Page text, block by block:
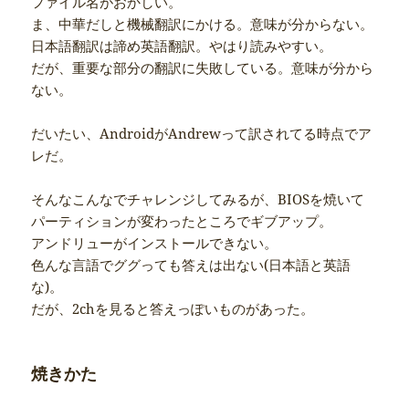
ま、中華だしと機械翻訳にかける。意味が分からない。
日本語翻訳は諦め英語翻訳。やはり読みやすい。
だが、重要な部分の翻訳に失敗している。意味が分から
ない。
だいたい、AndroidがAndrewって訳されてる時点でア
レだ。
そんなこんなでチャレンジしてみるが、BIOSを焼いて
パーティションが変わったところでギブアップ。
アンドリューがインストールできない。
色んな言語でググっても答えは出ない(日本語と英語
な)。
だが、2chを見ると答えっぽいものがあった。
焼きかた